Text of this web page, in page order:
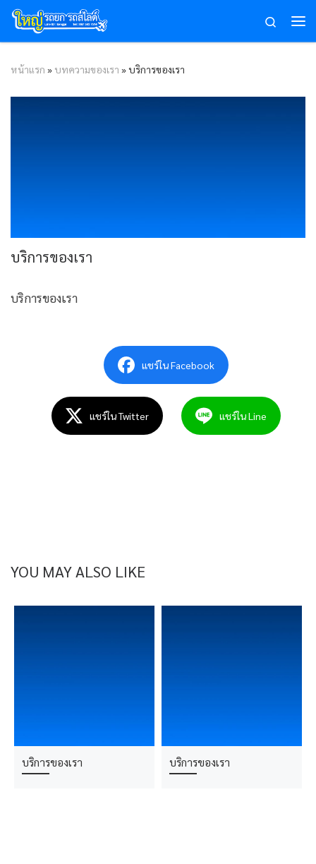
Skip to content Search
หน้าแรก » บทความของเรา »บริการของเรา
บริการของเรา
บริการของเรา
แชร์ใน Facebook
แชร์ใน Twitter แชร์ใน Line
YOU MAY ALSO LIKE
บริการของเรา บริการของเรา